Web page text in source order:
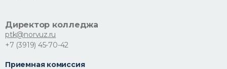
Директор колледжа
ptk@norvuz.ru
+7 (3919) 45-70-42
Приемная комиссия